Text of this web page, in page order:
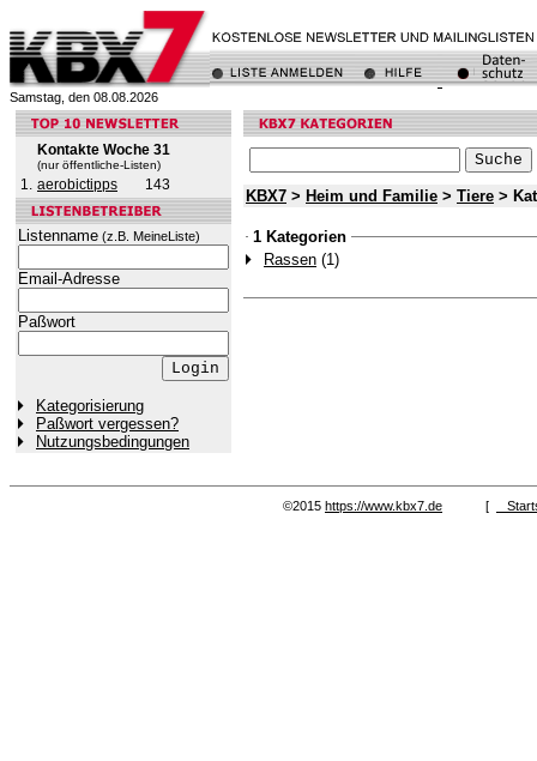
Samstag, den 08.08.2026
Kontakte Woche 31
(nur öffentliche-Listen)
1. aerobictipps 143
Listenname (z.B. MeineListe)
Email-Adresse
Paßwort
Kategorisierung
Paßwort vergessen?
Nutzungsbedingungen
KBX7 > Heim und Familie > Tiere >
1 Kategorien
Rassen (1)
©2015 https://www.kbx7.de [